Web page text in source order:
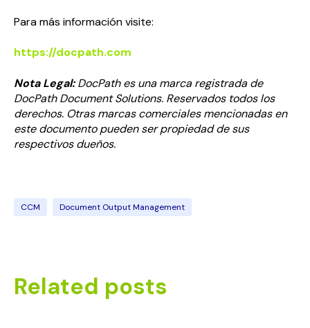
Para más información visite:
https://docpath.com
Nota Legal:DocPath es una marca registrada de
DocPath Document Solutions. Reservados todos los
derechos. Otras marcas comerciales mencionadas en
este documento pueden ser propiedad de sus
respectivos dueños.
CCM Document Output Management
Related posts